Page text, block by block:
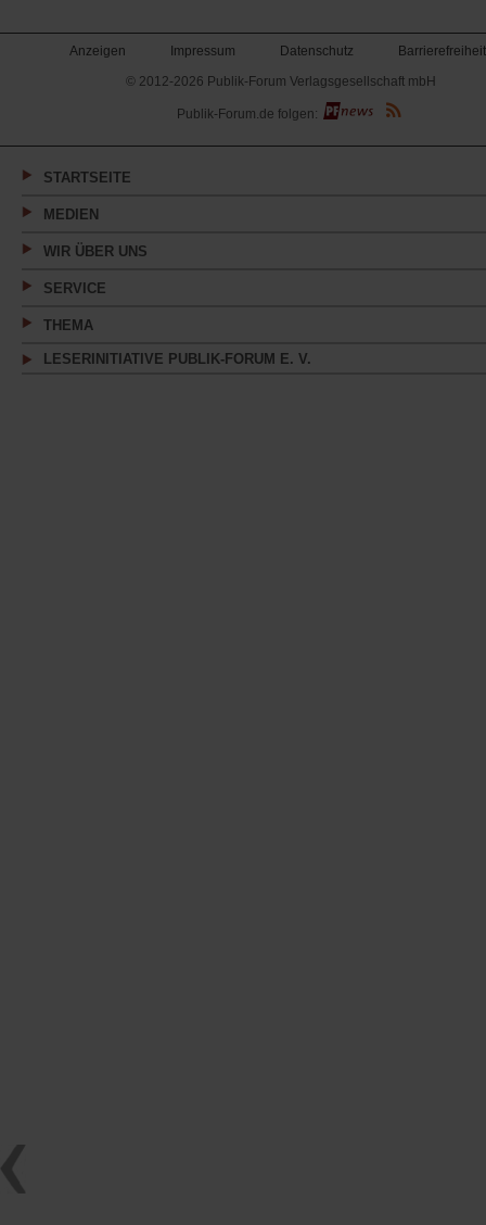
Anzeigen Impressum Datenschutz
Barrierefreiheit
© 2012-2026 Publik-Forum Verlagsgesellschaft mbH
(Öffnet
in
neuen
Publik-Forum.de folgen:
STARTSEITE
MEDIEN
WIR ÜBER UNS
SERVICE
THEMA
LESERINITIATIVE PUBLIK-FORUM E. V.